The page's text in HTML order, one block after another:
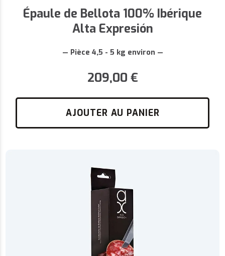
Épaule de Bellota 100% Ibérique
Alta Expresión
— Pièce 4,5 - 5 kg environ —
209,00 €
AJOUTER AU PANIER